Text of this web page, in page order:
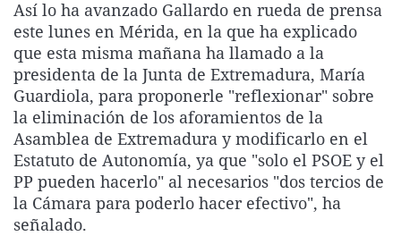
La rosa de los vientos
Gente viajera
Como el perro y el
Caso
Retornados
Equipo de
Operación Viuda
Extremadura
Galicia
La Rioja
Navarra
País Vasco
Virales
Televisión
Elecciones
Así lo ha avanzado Gallardo en rueda de prensa
este lunes en Mérida, en la que ha explicado
que esta misma mañana ha llamado a la
presidenta de la Junta de Extremadura, María
Guardiola, para proponerle "reflexionar" sobre
la eliminación de los aforamientos de la
Asamblea de Extremadura y modificarlo en el
Estatuto de Autonomía, ya que "solo el PSOE y el
PP pueden hacerlo" al necesarios "dos tercios de
la Cámara para poderlo hacer efectivo", ha
señalado.